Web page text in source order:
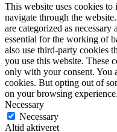
This website uses cookies
navigate through the
are categorized as
essential for the working of
also use third-party cookies
you use this website. These
only with your consent. You
cookies. But opting out of
on your browsing experience.
Necessary
Necessary
Altid aktiveret